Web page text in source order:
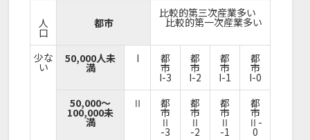
人
口
都市
比較的第三次産業多い
比較的第一次産業多い
少な
い
50,000人未
満
I 都
市
I-3
都
市
I-2
都
市
I-1
都
市
I-0
50,000～
100,000未
満
Ⅱ 都
市
Ⅱ
-3
都
市
Ⅱ
-2
都
市
Ⅱ
-1
都
市
Ⅱ-
0